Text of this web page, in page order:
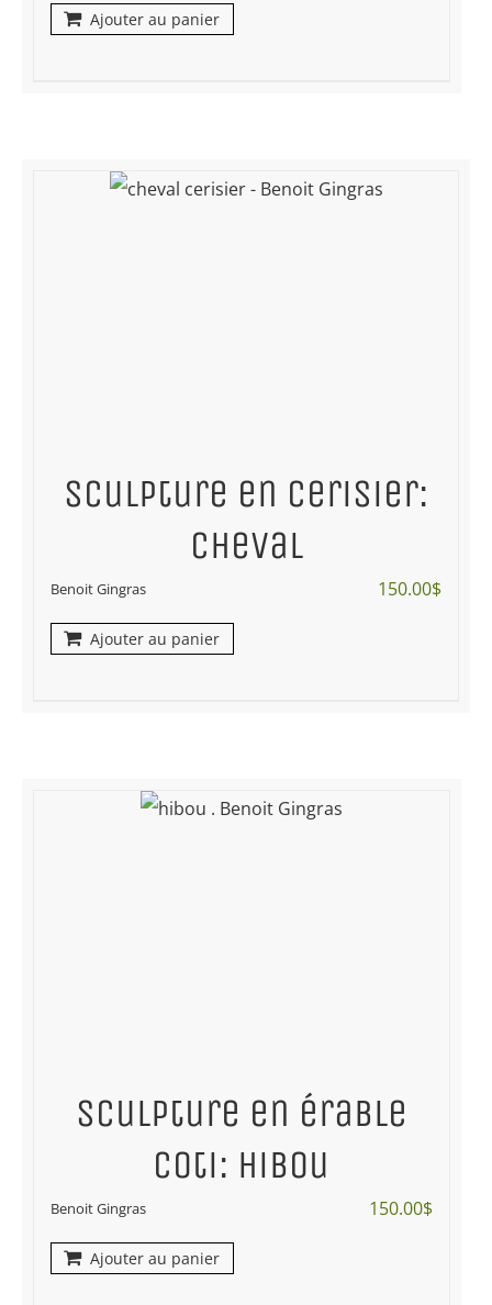
Ajouter au panier
Sculpture en cerisier:
cheval
Benoit Gingras 150.00$
Ajouter au panier
Sculpture en érable
coti: hibou
Benoit Gingras 150.00$
Ajouter au panier